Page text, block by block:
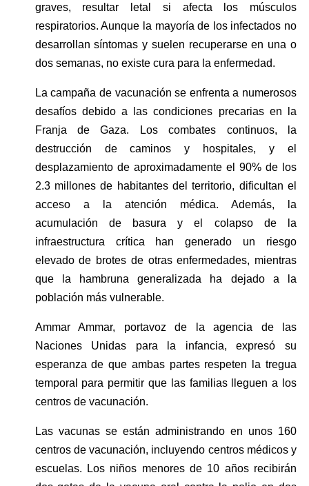
graves, resultar letal si afecta los músculos
respiratorios. Aunque la mayoría de los infectados no
desarrollan síntomas y suelen recuperarse en una o
dos semanas, no existe cura para la enfermedad.
La campaña de vacunación se enfrenta a numerosos
desafíos debido a las condiciones precarias en la
Franja de Gaza. Los combates continuos, la
destrucción de caminos y hospitales, y el
desplazamiento de aproximadamente el 90% de los
2.3 millones de habitantes del territorio, dificultan el
acceso a la atención médica. Además, la
acumulación de basura y el colapso de la
infraestructura crítica han generado un riesgo
elevado de brotes de otras enfermedades, mientras
que la hambruna generalizada ha dejado a la
población más vulnerable.
Ammar Ammar, portavoz de la agencia de las
Naciones Unidas para la infancia, expresó su
esperanza de que ambas partes respeten la tregua
temporal para permitir que las familias lleguen a los
centros de vacunación.
Las vacunas se están administrando en unos 160
centros de vacunación, incluyendo centros médicos y
escuelas. Los niños menores de 10 años recibirán